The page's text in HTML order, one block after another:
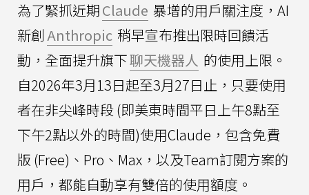
為了緊抓近期Claude 暴增的用戶關注度，AI
新創Anthropic 稍早宣布推出限時回饋活
動，全面提升旗下聊天機器人 的使用上限。
自2026年3月13日起至3月27日止，只要使用
者在非尖峰時段 (即美東時間平日上午8點至
下午2點以外的時間)使用Claude，包含免費
版 (Free)、Pro、Max，以及Team訂閱方案的
用戶，都能自動享有雙倍的使用額度。